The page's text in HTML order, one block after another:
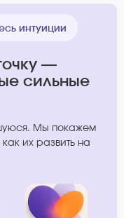
интуиции
—
сильные
Мы покажем
их развить на